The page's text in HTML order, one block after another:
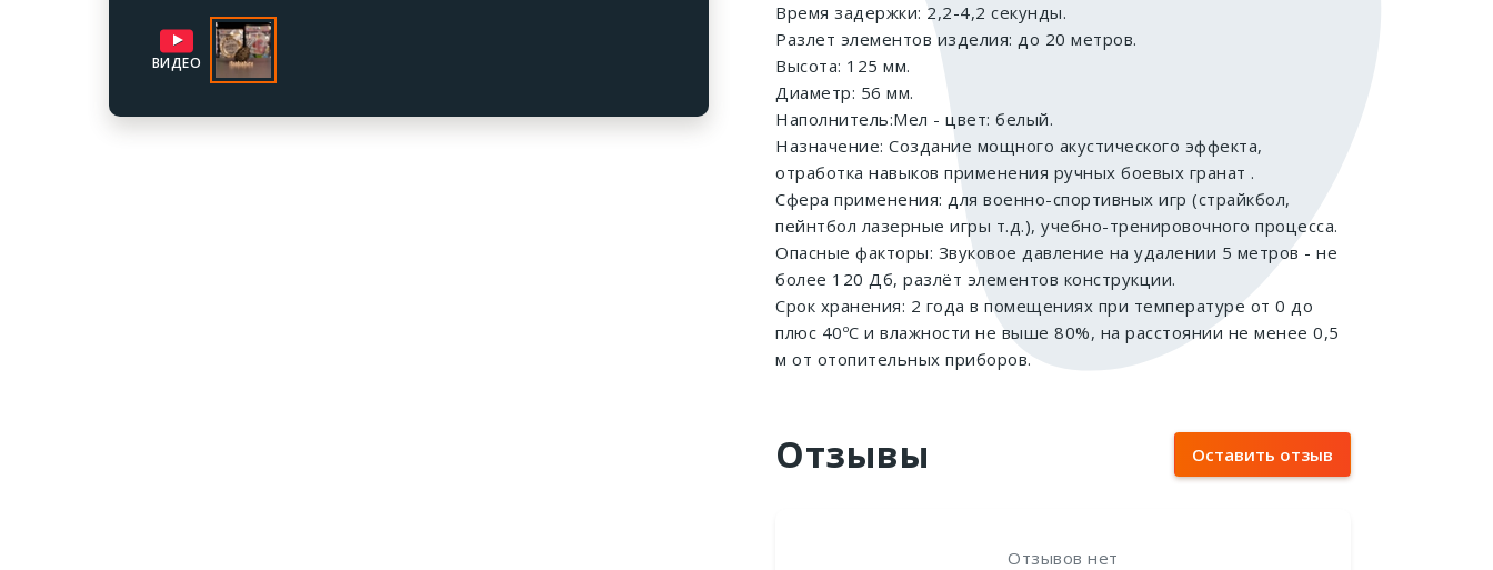
ВИДЕО
Время задержки: 2,2-4,2 секунды.
Разлет элементов изделия: до 20 метров.
Высота: 125 мм.
Диаметр: 56 мм.
Наполнитель:Мел - цвет: белый.
Назначение: Создание мощного акустического эффекта,
отработка навыков применения ручных боевых гранат .
Сфера применения: для военно-спортивных игр (страйкбол,
пейнтбол лазерные игры т.д.), учебно-тренировочного процесса.
Опасные факторы: Звуковое давление на удалении 5 метров - не
более 120 Дб, разлёт элементов конструкции.
Срок хранения: 2 года в помещениях при температуре от 0 до
плюс 40ºС и влажности не выше 80%, на расстоянии не менее 0,5
м от отопительных приборов.
Отзывы Оставить отзыв
Отзывов нет